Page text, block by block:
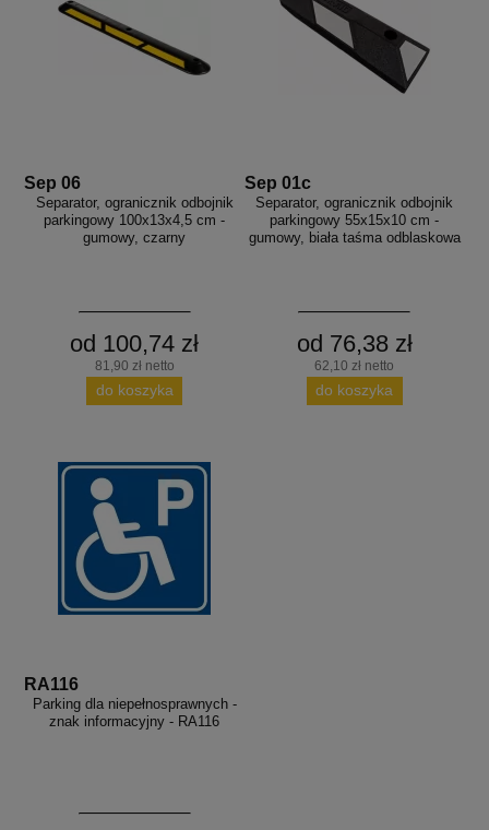
Sep 06
Separator, ogranicznik odbojnik
parkingowy 100x13x4,5 cm -
gumowy, czarny
od 100,74 zł
81,90 zł netto
do koszyka
Sep 01c
Separator, ogranicznik odbojnik
parkingowy 55x15x10 cm -
gumowy, biała taśma odblaskowa
od 76,38 zł
62,10 zł netto
do koszyka
RA116
Parking dla niepełnosprawnych -
znak informacyjny - RA116